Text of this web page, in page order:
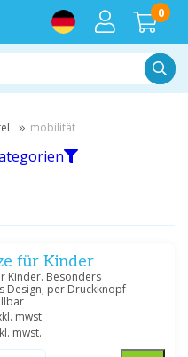
0
mobilität
Rollator
für Kinder
Kinder. Besonders
Design, per Druckknopf
mwst
mwst.